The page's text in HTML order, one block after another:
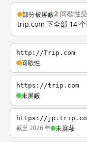
部分被屏蔽2 间歇性
trip.com 下全部 14
http://Trip.com
间歇性
https://trip.com
未屏蔽
https://
截至 2026 年 未屏蔽